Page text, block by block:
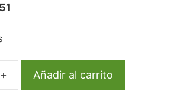
€ 35,51.
Bracket
Añadir al carrito